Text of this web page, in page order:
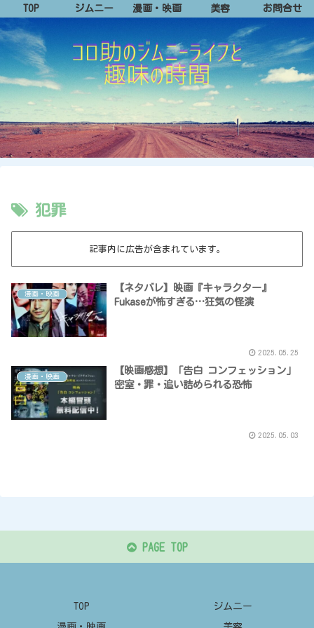
TOP ジムニー 漫画・映画 美容 お問合せ
犯罪
記事内に広告が含まれています。
漫画・映画
【ネタバレ】映画『キャラクター』
Fukaseが怖すぎる…狂気の怪演
2025.05.25
漫画・映画
【映画感想】「告白 コンフェッション」
密室・罪・追い詰められる恐怖
2025.05.03
PAGE TOP
TOP ジムニー